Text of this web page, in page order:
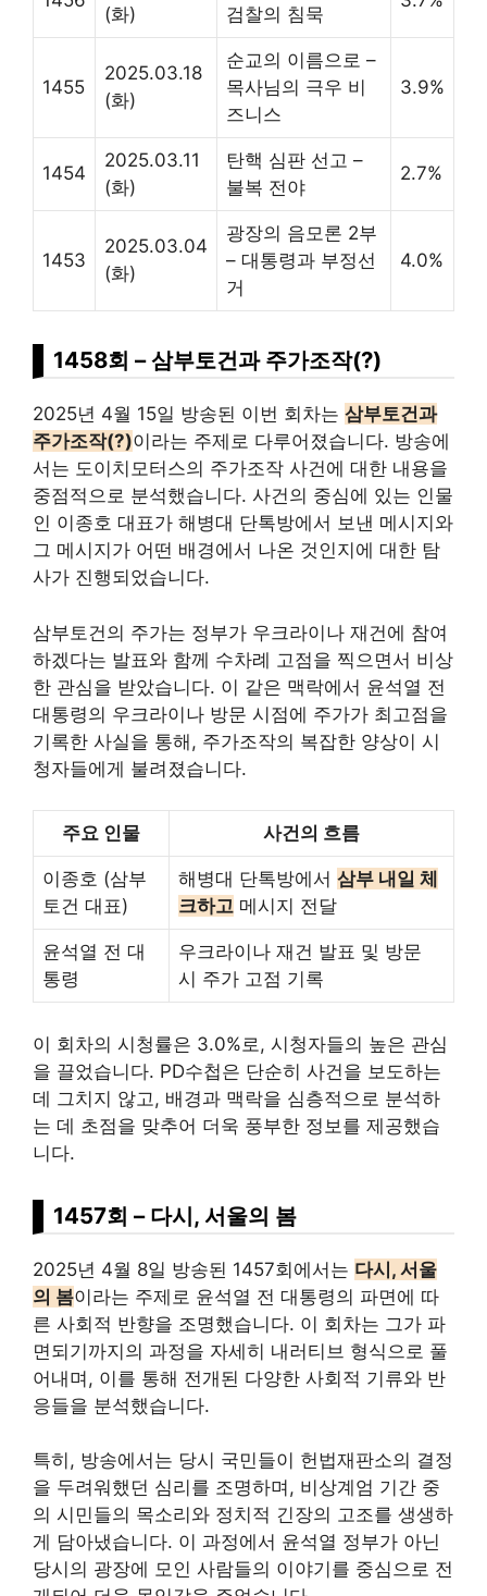
(화) 검찰의 침묵
1455
2025.03.18
(화)
순교의 이름으로 –
목사님의 극우 비
즈니스
3.9%
1454
2025.03.11
(화)
탄핵 심판 선고 –
불복 전야
2.7%
1453
2025.03.04
(화)
광장의 음모론 2부
– 대통령과 부정선
거
4.0%
1458회 – 삼부토건과 주가조작(?)
2025년 4월 15일 방송된 이번 회차는 삼부토건과
주가조작(?)이라는 주제로 다루어졌습니다. 방송에
서는 도이치모터스의 주가조작 사건에 대한 내용을
중점적으로 분석했습니다. 사건의 중심에 있는 인물
인 이종호 대표가 해병대 단톡방에서 보낸 메시지와
그 메시지가 어떤 배경에서 나온 것인지에 대한 탐
사가 진행되었습니다.
삼부토건의 주가는 정부가 우크라이나 재건에 참여
하겠다는 발표와 함께 수차례 고점을 찍으면서 비상
한 관심을 받았습니다. 이 같은 맥락에서 윤석열 전
대통령의 우크라이나 방문 시점에 주가가 최고점을
기록한 사실을 통해, 주가조작의 복잡한 양상이 시
청자들에게 불려졌습니다.
주요 인물 사건의 흐름
이종호 (삼부
토건 대표)
해병대 단톡방에서 삼부 내일 체
크하고 메시지 전달
윤석열 전 대
통령
우크라이나 재건 발표 및 방문
시 주가 고점 기록
이 회차의 시청률은 3.0%로, 시청자들의 높은 관심
을 끌었습니다. PD수첩은 단순히 사건을 보도하는
데 그치지 않고, 배경과 맥락을 심층적으로 분석하
는 데 초점을 맞추어 더욱 풍부한 정보를 제공했습
니다.
1457회 – 다시, 서울의 봄
2025년 4월 8일 방송된 1457회에서는 다시, 서울
의 봄이라는 주제로 윤석열 전 대통령의 파면에 따
른 사회적 반향을 조명했습니다. 이 회차는 그가 파
면되기까지의 과정을 자세히 내러티브 형식으로 풀
어내며, 이를 통해 전개된 다양한 사회적 기류와 반
응들을 분석했습니다.
특히, 방송에서는 당시 국민들이 헌법재판소의 결정
을 두려워했던 심리를 조명하며, 비상계엄 기간 중
의 시민들의 목소리와 정치적 긴장의 고조를 생생하
게 담아냈습니다. 이 과정에서 윤석열 정부가 아닌
당시의 광장에 모인 사람들의 이야기를 중심으로 전